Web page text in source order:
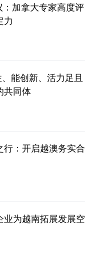
：加拿大专家高度评
力
能创新、活力足且
共同体
行：开启越澳务实合
业为越南拓展发展空